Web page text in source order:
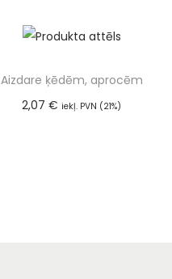
Aizdare ķēdēm, aprocēm
2,07€ iekļ. PVN (21%)